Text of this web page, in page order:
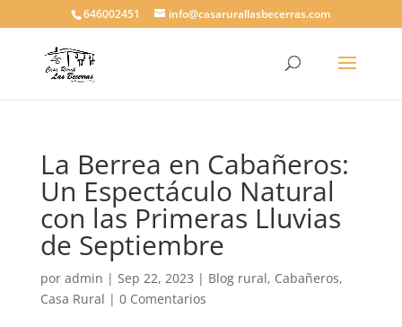
646002451 info@casarurallasbecerras.com
La Berrea en Cabañeros:
Un Espectáculo Natural
con las Primeras Lluvias
de Septiembre
por admin | Sep 22, 2023 | Blog rural, Cabañeros,
Casa Rural | 0 Comentarios